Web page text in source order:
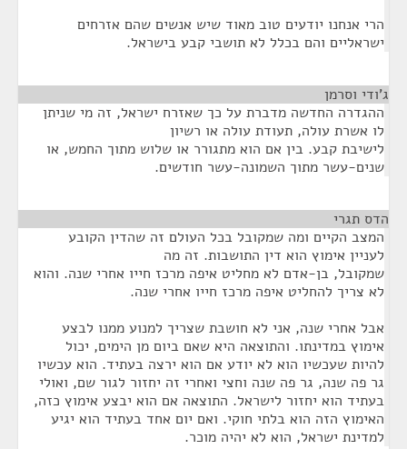
הרי אנחנו יודעים טוב מאוד שיש אנשים שהם אזרחים
ישראליים והם בכלל לא תושבי קבע בישראל.
ג'ודי וסרמן
ההגדרה החדשה מדברת על כך שאזרח ישראל, זה מי שניתן
לו אשרת עולה, תעודת עולה או רשיון
לישיבת קבע. בין אם הוא מתגורר או שלוש מתוך החמש, או
שנים-עשר מתוך השמונה-עשר חודשים.
הדס תגרי
המצב הקיים ומה שמקובל בכל העולם זה שהדין הקובע
לעניין אימוץ הוא דין התושבות. זה מה
שמקובל, בן-אדם לא מחליט איפה מרכז חייו אחרי שנה. והוא
לא צריך להחליט איפה מרכז חייו אחרי שנה.
אבל אחרי שנה, אני לא חושבת שצריך למנוע ממנו לבצע
אימוץ במדינתו. והתוצאה היא שאם ביום מן הימים, יכול
להיות שעכשיו הוא לא יודע אם הוא ירצה בעתיד. הוא עכשיו
גר פה שנה, גר פה שנה וחצי ואחרי זה יחזור לגור שם, ואולי
בעתיד הוא יחזור לישראל. התוצאה אם הוא יבצע אימוץ כזה,
האימוץ הזה הוא בלתי חוקי. ואם יום אחד בעתיד הוא יגיע
למדינת ישראל, הוא לא יהיה מוכר.